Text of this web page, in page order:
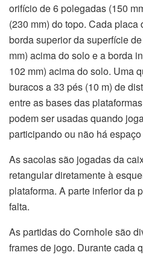
orifício de 6 polegadas (150
(230 mm) do topo. Cada
borda superior da superfície
mm) acima do solo e a borda
102 mm) acima do solo. Uma
buracos a 33 pés (10 m) de
entre as bases das
podem ser usadas quando
participando ou não há
As sacolas são jogadas da
retangular diretamente à
plataforma. A parte inferior da
falta.
As partidas do Cornhole são
frames de jogo. Durante cada